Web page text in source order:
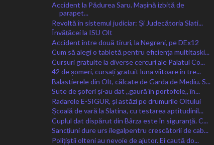
Accident la Pădurea Saru. Mașină izbită de
parapet...
Revoltă în sistemul judiciar: Și Judecătoria Slati...
Învățăcei la ISU Olt
Accident între două tiruri, la Negreni, pe DEx12
Cum să alegi o tabletă pentru eficiența multitaski...
Cursuri gratuite la diverse cercuri ale Palatul Co...
42 de șomeri, cursați gratuit luna viitoare în tre...
Balastierele din Olt, călcate de Garda de Mediu. S...
Sute de șoferi și-au dat ,,gaură în portofele,, în...
Radarele E-SIGUR, și astăzi pe drumurile Oltului
Școală de vară la Slatina, cu testarea aptitudinil...
Cuplul dat dispărut din Bârza este în siguranță. C...
Sancțiuni dure urs ilegalpentru crescătorii de cab...
Polițiștii olteni au nevoie de ajutor. Ei caută do...